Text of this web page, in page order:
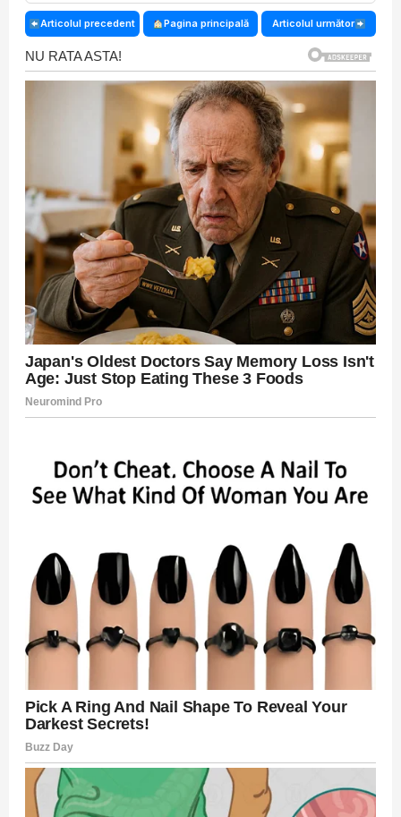
Articolul precedent Pagina principală Articolul următor